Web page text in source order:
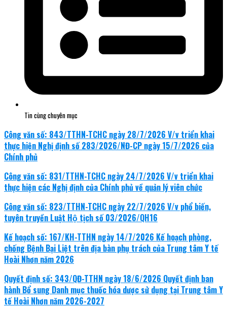
Tin cùng chuyên mục
Công văn số: 843/TTHN-TCHC ngày 28/7/2026 V/v triển khai
thực hiện Nghị định số 283/2026/NĐ-CP ngày 15/7/2026 của
Chính phủ
Công văn số: 831/TTHN-TCHC ngày 24/7/2026 V/v triển khai
thực hiện các Nghị định của Chính phủ về quản lý viên chức
Công văn số: 823/TTHN-TCHC ngày 22/7/2026 V/v phổ biến,
tuyên truyền Luật Hộ tịch số 03/2026/QH16
Kế hoạch số: 167/KH-TTHN ngày 14/7/2026 Kế hoạch phòng,
chống Bệnh Bại Liệt trên địa bàn phụ trách của Trung tâm Y tế
Hoài Nhơn năm 2026
Quyết định số: 343/QĐ-TTHN ngày 18/6/2026 Quyết định ban
hành Bổ sung Danh mục thuốc hóa dược sử dụng tại Trung tâm Y
tế Hoài Nhơn năm 2026-2027